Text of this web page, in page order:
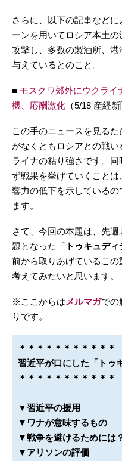
さらに、以下の記事など
ーンを用いてロシア本土
攻撃し、多数の製油所、
与えているとのこと。
■ モスクワ郊外にウクラ
機、応酬激化 （5/18 産経新
この手のニュースを見る
がなくともロシアとの戦
ライナの粘り強さです。
ず戦果を挙げていくこと
響力の低下を示している
ます。
さて、今回の本題は、先
題となった「 トゥキュデ
前から取りあげているこ
考えてみたいと思います。
※ここからは メルマガでの
りです。
＊＊＊＊＊＊＊＊＊＊＊
習近平が口にした「トゥ
＊＊＊＊＊＊＊＊＊＊＊
▼習近平の援用
▼ワナが意味するもの
▼戦争を避けるためには
▼アリソンの評価